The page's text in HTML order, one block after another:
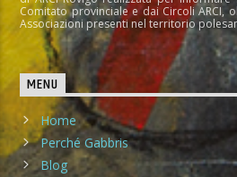
Comitato provinciale e dai Circoli ARCI,
Associazioni presenti nel territorio
MENU
Home
Perché Gabbris
Blog